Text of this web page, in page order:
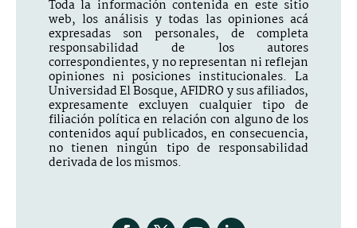
Toda la información contenida en este sitio
web, los análisis y todas las opiniones acá
expresadas son personales, de completa
responsabilidad de los autores
correspondientes, y no representan ni reflejan
opiniones ni posiciones institucionales. La
Universidad El Bosque, AFIDRO y sus afiliados,
expresamente excluyen cualquier tipo de
filiación política en relación con alguno de los
contenidos aquí publicados, en consecuencia,
no tienen ningún tipo de responsabilidad
derivada de los mismos.